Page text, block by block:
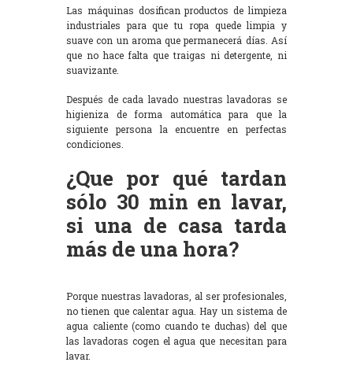
Las máquinas dosifican productos de limpieza
industriales para que tu ropa quede limpia y
suave con un aroma que permanecerá días. Así
que no hace falta que traigas ni detergente, ni
suavizante.
Después de cada lavado nuestras lavadoras se
higieniza de forma automática para que la
siguiente persona la encuentre en perfectas
condiciones.
¿Que por qué tardan
sólo 30 min en lavar,
si una de casa tarda
más de una hora?
Porque nuestras lavadoras, al ser profesionales,
no tienen que calentar agua. Hay un sistema de
agua caliente (como cuando te duchas) del que
las lavadoras cogen el agua que necesitan para
lavar.